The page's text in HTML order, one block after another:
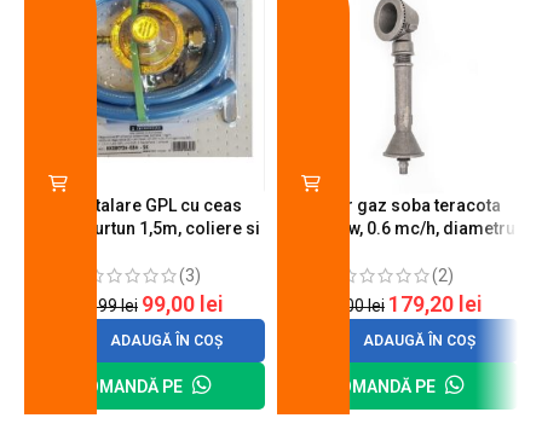
Kit instalare GPL cu ceas
butelie, furtun 1,5m, coliere si
(3)
120,99lei 99,00 lei
ADAUGĂ ÎN COȘ
COMANDĂ PE
Arzator gaz soba teracota
A600, 6 kw, 0.6 mc/h, diametru
(2)
200,00lei 179,20 lei
ADAUGĂ ÎN COȘ
COMANDĂ PE